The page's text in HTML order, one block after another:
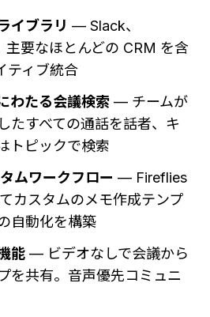
イブラリ — Slack、
要なほとんどの CRM を含
ティブ統合
わたる会議検索 — チームが
たすべての通話を話者、キ
トピックで検索
ムワークフロー — Fireflies
カスタムのメモ作成テンプ
自動化を構築
能 — ビデオなしで会議から
を共有。音声優先コミュニ